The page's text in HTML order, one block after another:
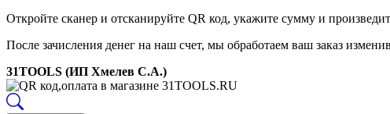
Откройте сканер и отсканируйте QR код, укажите сумму и
После зачисления денег на наш счет, мы обработаем ваш заказ
31TOOLS (ИП Хмелев С.А.)